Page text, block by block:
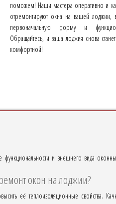
поможем! Наши мастера оперативно и
отремонтируют окна на вашей лоджии,
первоначальную форму и
Обращайтесь, и ваша лоджия снова
комфортной!
и внешнего вида
окон на лоджии?
её теплоизоляционные свойства.